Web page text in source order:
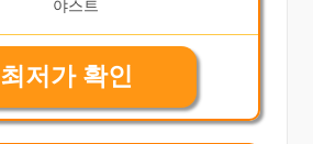
최저가 확인